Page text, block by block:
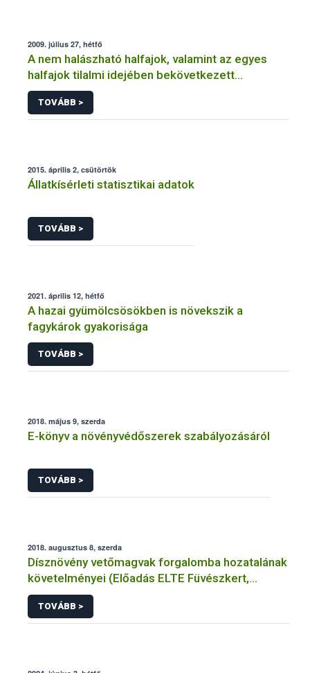
2009. július 27, hétfő
A nem halászható halfajok, valamint az egyes
halfajok tilalmi idejében bekövetkezett
változások
TOVÁBB >
2015. április 2, csütörtök
Állatkísérleti statisztikai adatok
TOVÁBB >
2021. április 12, hétfő
A hazai gyümölcsösökben is növekszik a
fagykárok gyakorisága
TOVÁBB >
2018. május 9, szerda
E-könyv a növényvédőszerek szabályozásáról
TOVÁBB >
2018. augusztus 8, szerda
Dísznövény vetőmagvak forgalomba hozatalának
követelményei (Előadás ELTE Füvészkert,
2018.07.14.)
TOVÁBB >